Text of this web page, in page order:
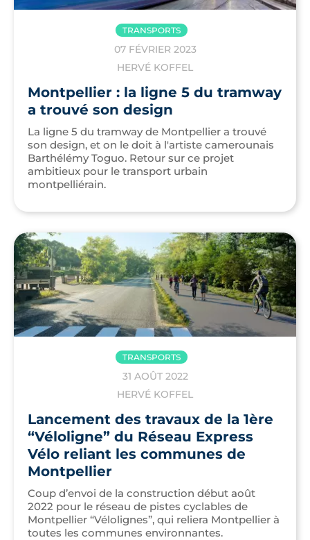
TRANSPORTS
07 FÉVRIER 2023
HERVÉ KOFFEL
Montpellier : la ligne 5 du tramway
a trouvé son design
La ligne 5 du tramway de Montpellier a trouvé
son design, et on le doit à l'artiste camerounais
Barthélémy Toguo. Retour sur ce projet
ambitieux pour le transport urbain
montpelliérain.
TRANSPORTS
31 AOÛT 2022
HERVÉ KOFFEL
Lancement des travaux de la 1ère
“Véloligne” du Réseau Express
Vélo reliant les communes de
Montpellier
Coup d’envoi de la construction début août
2022 pour le réseau de pistes cyclables de
Montpellier “Vélolignes”, qui reliera Montpellier à
toutes les communes environnantes.